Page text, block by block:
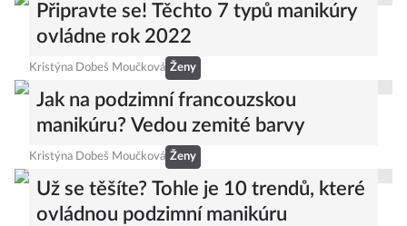
Připravte se! Těchto 7 typů manikúry
ovládne rok 2022
Kristýna Dobeš Moučková Ženy
Jak na podzimní francouzskou
manikúru? Vedou zemité barvy
Kristýna Dobeš Moučková Ženy
Už se těšíte? Tohle je 10 trendů, které
ovládnou podzimní manikúru